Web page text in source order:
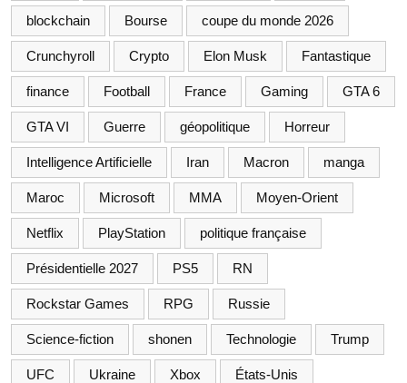
blockchain Bourse coupe du monde 2026
Crunchyroll Crypto Elon Musk Fantastique
finance Football France Gaming GTA 6
GTA VI Guerre géopolitique Horreur
Intelligence Artificielle Iran Macron manga
Maroc Microsoft MMA Moyen-Orient
Netflix PlayStation politique française
Présidentielle 2027 PS5 RN
Rockstar Games RPG Russie
Science-fiction shonen Technologie Trump
UFC Ukraine Xbox États-Unis